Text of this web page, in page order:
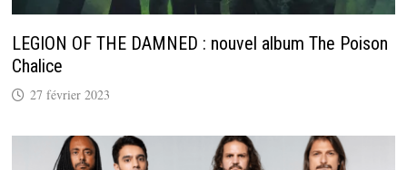
LEGION OF THE DAMNED : nouvel album The Poison
Chalice
27 février 2023